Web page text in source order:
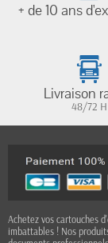
+ de 10 ans
Livraison
48/72 H
Achetez vos cartouches
imbattables ! Nos